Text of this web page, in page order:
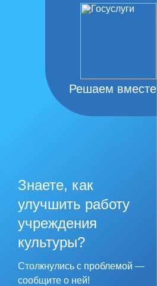
Решаем вместе
Знаете, как
улучшить работу
учреждения
культуры?
Столкнулись с проблемой —
сообщите о ней!